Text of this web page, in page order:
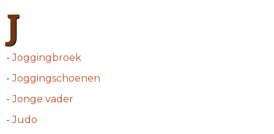
J
-Joggingbroek
-Joggingschoenen
-Jonge vader
-Judo